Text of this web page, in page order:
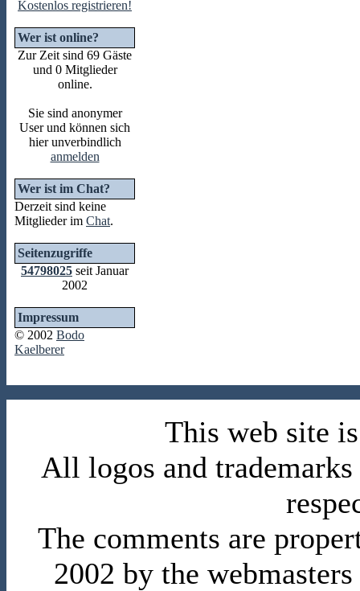
Kostenlos registrieren!
Wer ist online?
Zur Zeit sind 69 Gäste
und 0 Mitglieder
online.
Sie sind anonymer
User und können sich
hier unverbindlich
anmelden
Wer ist im Chat?
Derzeit sind keine
Mitglieder im Chat.
Seitenzugriffe
54798025 seit Januar
2002
Impressum
© 2002 Bodo
Kaelberer
This web site
All logos and
The comments are
2002 by the